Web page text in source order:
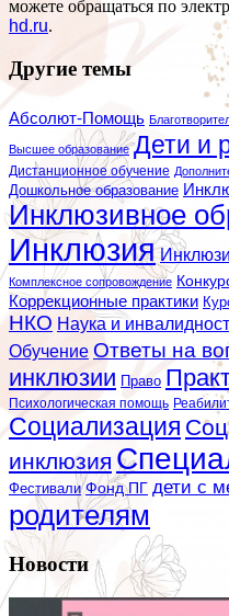
можете обращаться по
hd.ru.
Другие темы
Абсолют-Помощь
Высшее образование Дети и
Дистанционное обучение
Дошкольное образование
Инклюзивное
Инклюзия
Комплексное сопровождение
Коррекционные практики
НКО Наука и
Обучение Ответы на
инклюзии Право
Психологическая помощь
Социализация
инклюзия
Фестивали Фонд ПГ дети с
родителям
Новости